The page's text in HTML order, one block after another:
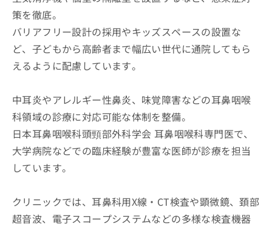
策を徹底。
バリアフリー設計の採用やキッズスペースの設置な
ど、子どもから高齢者まで幅広い世代に通院してもら
えるように配慮しています。
中耳炎やアレルギー性鼻炎、味覚障害などの耳鼻咽喉
科領域の診療に対応可能な体制を整備。
日本耳鼻咽喉科頭頸部外科学会 耳鼻咽喉科専門医で、
大学病院などでの臨床経験が豊富な医師が診療を担当
しています。
クリニックでは、耳鼻科用X線・CT検査や顕微鏡、頚部
超音波、電子スコープシステムなどの多様な検査機器